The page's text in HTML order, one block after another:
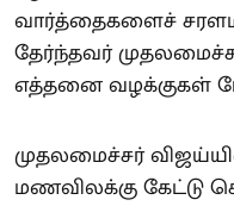
வார்த்தைகளைச்
தேர்ந்தவர்
எத்தனை வழக்குகள்
முதலமைச்சர்
மணவிலக்கு கேட்டு